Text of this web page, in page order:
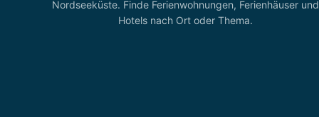
Nordseeküste. Finde Ferienwohnungen, Ferienhäuser und
Hotels nach Ort oder Thema.